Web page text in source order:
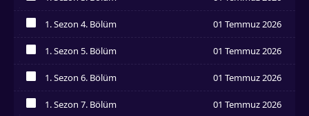
1. Sezon 4. Bölüm 01 Temmuz 2026
1. Sezon 5. Bölüm 01 Temmuz 2026
1. Sezon 6. Bölüm 01 Temmuz 2026
1. Sezon 7. Bölüm 01 Temmuz 2026